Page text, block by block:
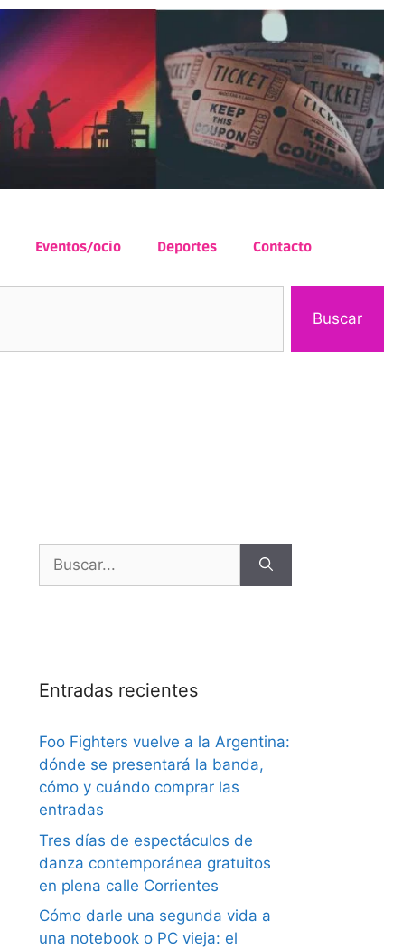
Eventos/ocio Deportes Contacto
Buscar
Entradas recientes
Foo Fighters vuelve a la Argentina:
dónde se presentará la banda,
cómo y cuándo comprar las
entradas
Tres días de espectáculos de
danza contemporánea gratuitos
en plena calle Corrientes
Cómo darle una segunda vida a
una notebook o PC vieja: el